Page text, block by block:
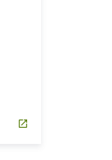
open_in_new